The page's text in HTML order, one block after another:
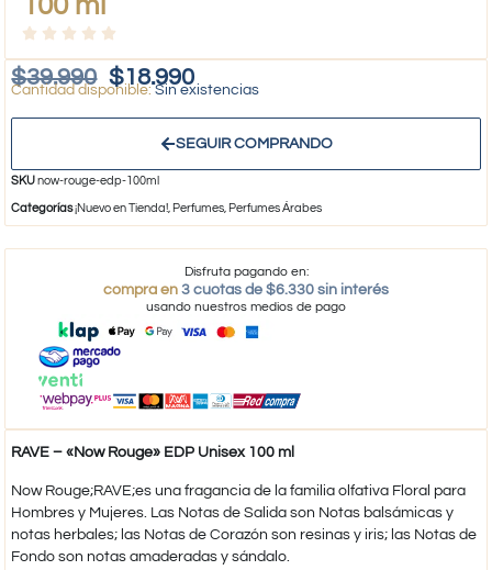
$39.990 $18.990
Sin existencias
SEGUIR COMPRANDO
SKUnow-rouge-edp-100ml
Categorías¡Nuevo en Tienda!, Perfumes, Perfumes Árabes
Disfruta pagando en:
compra en 3 cuotas de $6.330 sin interés
usando nuestros medios de pago
RAVE – «Now Rouge» EDP Unisex 100 ml
Now Rouge;RAVE;es una fragancia de la familia olfativa Floral para
Hombres y Mujeres. Las Notas de Salida son Notas balsámicas y
notas herbales; las Notas de Corazón son resinas y iris; las Notas de
Fondo son notas amaderadas y sándalo.